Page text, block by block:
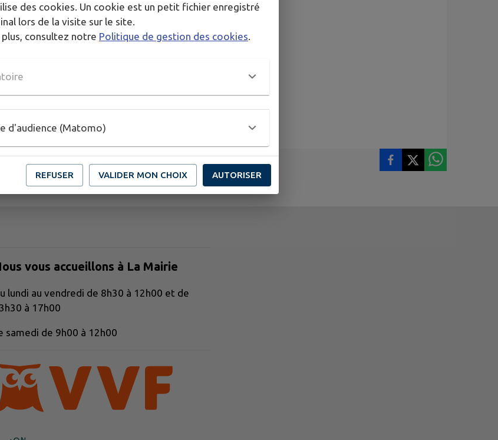
vous accueillons à La Mairie
lundi au vendredi de 8h30 à 12h00 et de
à 17h00
samedi de 9h00 à 12h00
des cookies. Un cookie est un petit fichier enregistré
lors de la visite sur le site.
consultez notre Politique de gestion des cookies
d'audience (Matomo)
REFUSER VALIDER MON CHOIX AUTORISER